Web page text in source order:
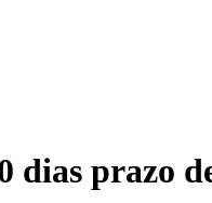
dias prazo